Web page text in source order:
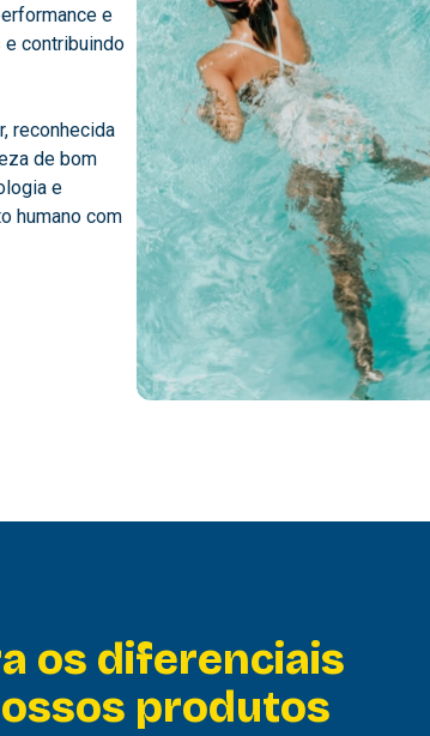
e
contribuindo
reconhecida
de bom
e
humano com
os diferenciais
produtos